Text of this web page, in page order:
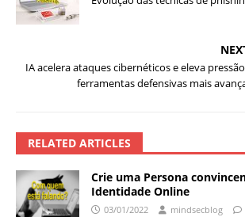
IA acelera ataques cibernéticos e eleva
ferramentas defensivas mais
RELATED ARTICLES
Crie uma Persona
Identidade Online
03/01/2022 mindsecblog